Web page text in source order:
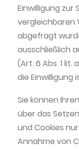
Einwilligung zur
vergleichbaren
abgefragt
ausschließlich
(Art. 6 Abs. 1 lit.
die Einwilligung
Sie können
über das
und Cookies
Annahme von